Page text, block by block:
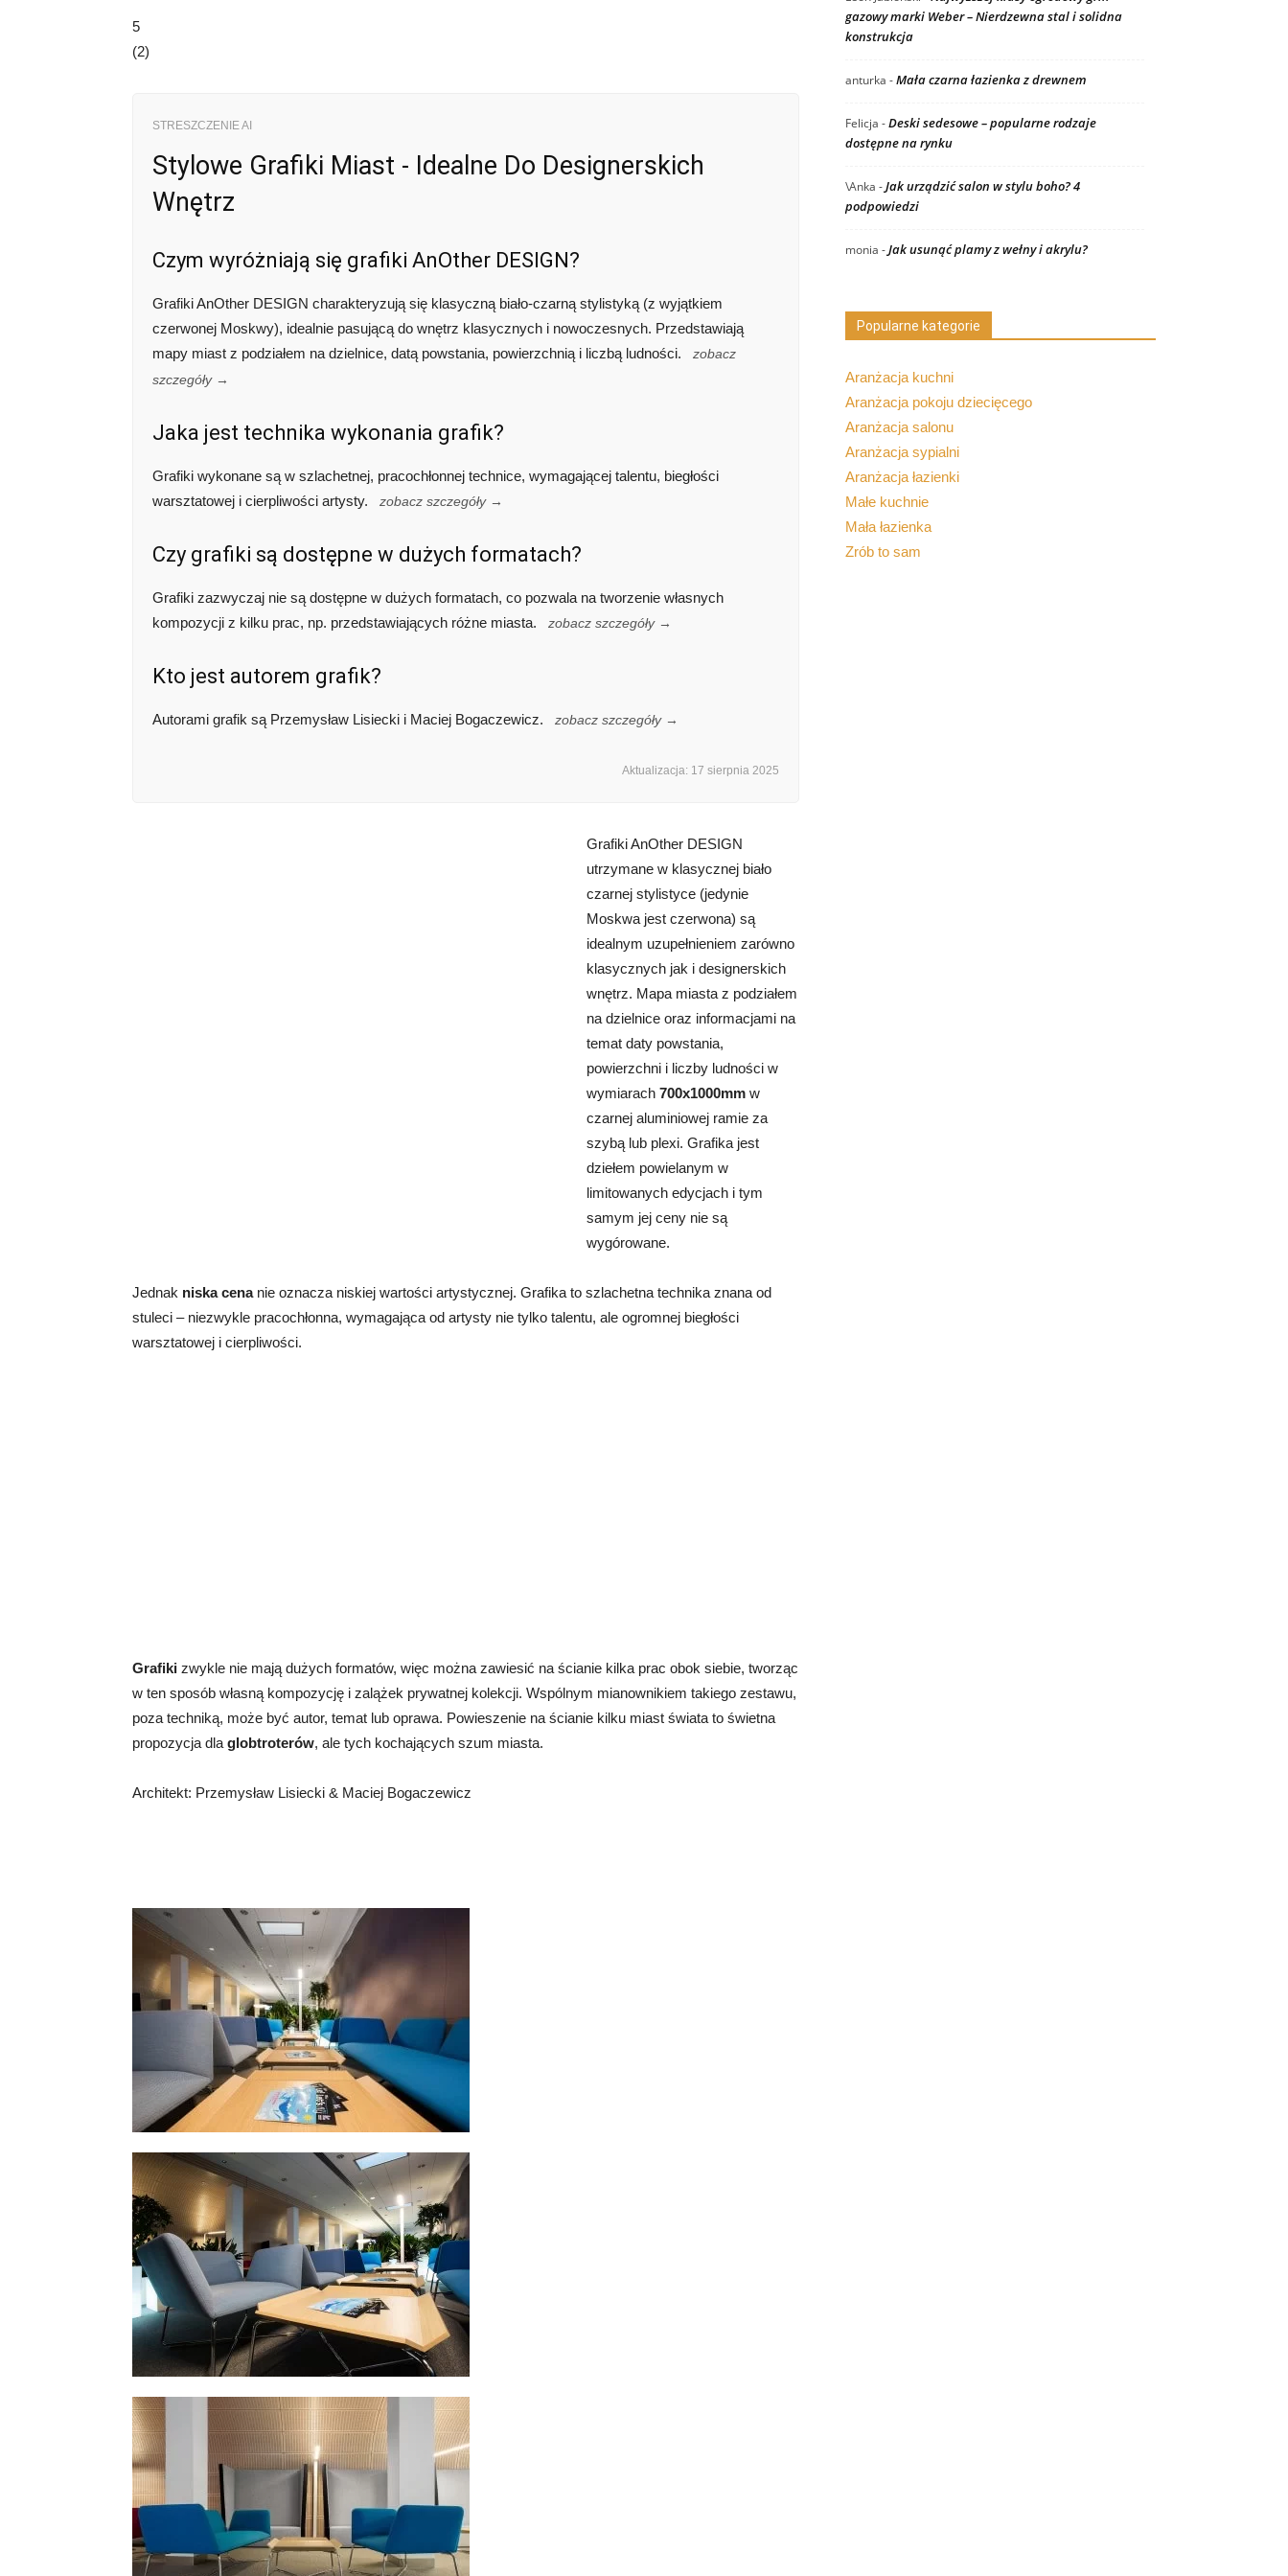
5
(2)
STRESZCZENIE AI
Stylowe Grafiki Miast - Idealne Do Designerskich
Wnętrz
Czym wyróżniają się grafiki AnOther DESIGN?
Grafiki AnOther DESIGN charakteryzują się klasyczną biało-czarną stylistyką (z wyjątkiem
czerwonej Moskwy), idealnie pasującą do wnętrz klasycznych i nowoczesnych. Przedstawiają
mapy miast z podziałem na dzielnice, datą powstania, powierzchnią i liczbą ludności.
zobacz
szczegóły →
Jaka jest technika wykonania grafik?
Grafiki wykonane są w szlachetnej, pracochłonnej technice, wymagającej talentu, biegłości
warsztatowej i cierpliwości artysty.
zobacz szczegóły →
Czy grafiki są dostępne w dużych formatach?
Grafiki zazwyczaj nie są dostępne w dużych formatach, co pozwala na tworzenie własnych
kompozycji z kilku prac, np. przedstawiających różne miasta.
zobacz szczegóły →
Kto jest autorem grafik?
Autorami grafik są Przemysław Lisiecki i Maciej Bogaczewicz. zobacz szczegóły →
Aktualizacja: 17 sierpnia 2025
Grafiki AnOther DESIGN
utrzymane w klasycznej biało
czarnej stylistyce (jedynie
Moskwa jest czerwona) są
idealnym uzupełnieniem zarówno
klasycznych jak i designerskich
wnętrz. Mapa miasta z podziałem
na dzielnice oraz informacjami na
temat daty powstania,
powierzchni i liczby ludności w
wymiarach 700x1000mm w
czarnej aluminiowej ramie za
szybą lub plexi. Grafika jest
dziełem powielanym w
limitowanych edycjach i tym
samym jej ceny nie są
wygórowane.
Jednak niska cenanie oznacza niskiej wartości artystycznej. Grafika to szlachetna technika znana od
stuleci – niezwykle pracochłonna, wymagająca od artysty nie tylko talentu, ale ogromnej biegłości
warsztatowej i cierpliwości.
Grafiki zwykle nie mają dużych formatów, więc można zawiesić na ścianie kilka prac obok siebie, tworząc
w ten sposób własną kompozycję i zalążek prywatnej kolekcji. Wspólnym mianownikiem takiego zestawu,
poza techniką, może być autor, temat lub oprawa. Powieszenie na ścianie kilku miast świata to świetna
propozycja dla globtroterów, ale tych kochających szum miasta.
Architekt: Przemysław Lisiecki & Maciej Bogaczewicz
gazowy marki Weber – Nierdzewna stal i solidna
konstrukcja
anturka -Mała czarna łazienka z drewnem
Felicja -Deski sedesowe – popularne rodzaje
dostępne na rynku
\Anka -Jak urządzić salon w stylu boho? 4
podpowiedzi
monia -Jak usunąć plamy z wełny i akrylu?
Popularne kategorie
Aranżacja kuchni
Aranżacja pokoju dziecięcego
Aranżacja salonu
Aranżacja sypialni
Aranżacja łazienki
Małe kuchnie
Mała łazienka
Zrób to sam